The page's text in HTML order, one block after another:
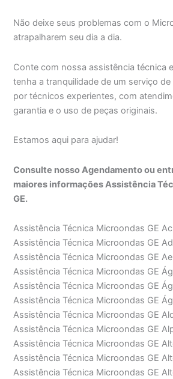
Não deixe seus problemas com o
atrapalharem seu dia a dia.
Conte com nossa assistência técnica
tenha a tranquilidade de um serviço
por técnicos experientes, com
garantia e o uso de peças originais.
Estamos aqui para ajudar!
Consulte nosso Agendamento ou
maiores informações Assistência
GE.
Assistência Técnica Microondas GE
Assistência Técnica Microondas GE
Assistência Técnica Microondas GE
Assistência Técnica Microondas GE
Assistência Técnica Microondas GE
Assistência Técnica Microondas GE
Assistência Técnica Microondas GE
Assistência Técnica Microondas GE
Assistência Técnica Microondas GE
Assistência Técnica Microondas GE
Assistência Técnica Microondas GE